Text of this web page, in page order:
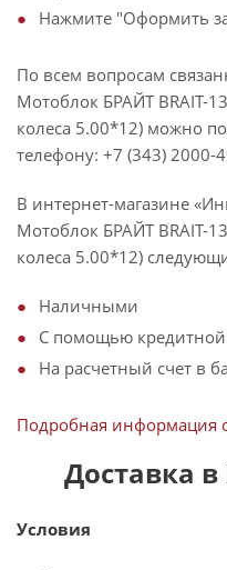
Нажмите "Оформить
По всем вопросам
Мотоблок БРАЙТ BRAIT-
колеса 5.00*12) можно
телефону: +7 (343) 2000-
В интернет-магазине
Мотоблок БРАЙТ BRAIT-
колеса 5.00*12)
Наличными
С помощью кредитной
На расчетный счет в
Подробная информация
Доставка в
Условия